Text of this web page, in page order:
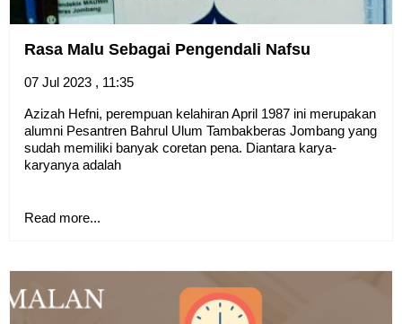
Rasa Malu Sebagai Pengendali Nafsu
07 Jul 2023 , 11:35
Azizah Hefni, perempuan kelahiran April 1987 ini merupakan
alumni Pesantren Bahrul Ulum Tambakberas Jombang yang
sudah memiliki banyak coretan pena. Diantara karya-
karyanya adalah
Read more...